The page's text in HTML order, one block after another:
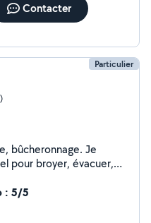
Contacter
Particulier
bûcheronnage. Je
pour broyer, évacuer,
: 5/5